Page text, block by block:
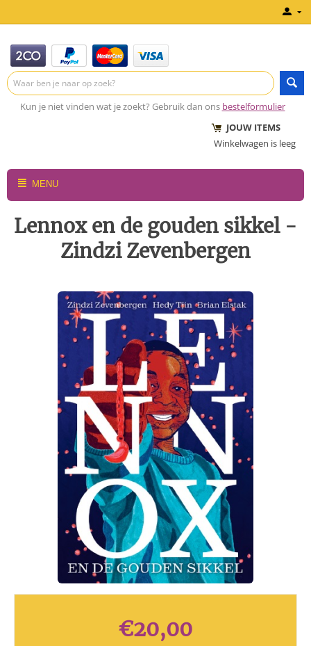
Kun je niet vinden wat je zoekt? Gebruik dan ons bestelformulier
JOUW ITEMS
Winkelwagen is leeg
MENU
Lennox en de gouden sikkel -
Zindzi Zevenbergen
€20,00